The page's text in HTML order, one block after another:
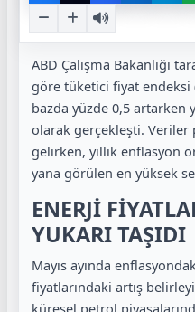
ABD Çalışma Bakanlığı
göre tüketici fiyat endeksi
bazda yüzde 0,5 artarken
olarak gerçekleşti.
gelirken, yıllık enflasyon
yana görülen en yüksek
ENERJİ
YUKARI TAŞIDI
Mayıs ayında
fiyatlarındaki artış